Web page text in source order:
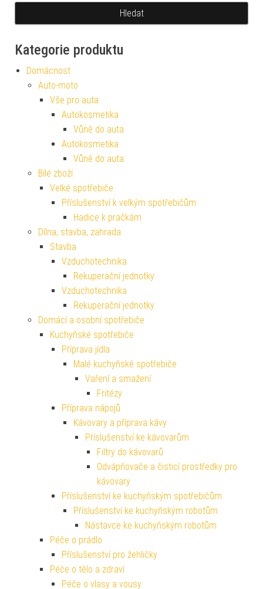
Kategorie produktu
Domácnost
Auto-moto
Vše pro auta
Autokosmetika
Vůně do auta
Autokosmetika
Vůně do auta
Bílé zboží
Velké spotřebiče
Příslušenství k velkým spotřebičům
Hadice k pračkám
Dílna, stavba, zahrada
Stavba
Vzduchotechnika
Rekuperační jednotky
Vzduchotechnika
Rekuperační jednotky
Domácí a osobní spotřebiče
Kuchyňské spotřebiče
Příprava jídla
Malé kuchyňské spotřebiče
Vaření a smažení
Fritézy
Příprava nápojů
Kávovary a příprava kávy
Příslušenství ke kávovarům
Filtry do kávovarů
Odvápňovače a čisticí prostředky pro
kávovary
Příslušenství ke kuchyňským spotřebičům
Příslušenství ke kuchyňským robotům
Nástavce ke kuchyňským robotům
Péče o prádlo
Příslušenství pro žehličky
Péče o tělo a zdraví
Péče o vlasy a vousy